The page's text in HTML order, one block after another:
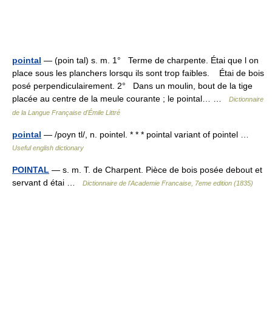
pointal — (poin tal) s. m. 1° Terme de charpente. Étai que l on
place sous les planchers lorsqu ils sont trop faibles. Étai de bois
posé perpendiculairement. 2° Dans un moulin, bout de la tige
placée au centre de la meule courante ; le pointal… …
Dictionnaire
de la Langue Française d'Émile Littré
pointal — /poyn tl/, n. pointel. * * * pointal variant of pointel …
Useful english dictionary
POINTAL — s. m. T. de Charpent. Pièce de bois posée debout et
servant d étai …
Dictionnaire de l'Academie Francaise, 7eme edition (1835)